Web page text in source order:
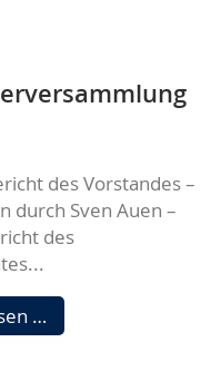
des Vorstandes –
durch Sven Auen –
des
…
2018